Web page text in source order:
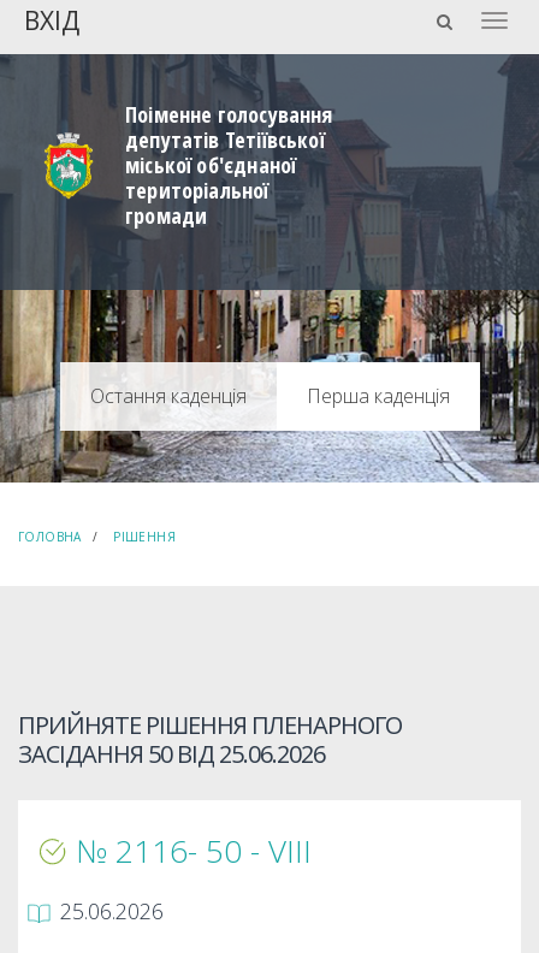
ВХІД
Поіменне голосування
депутатів Тетіївської
міської об'єднаної
територіальної
громади
Перша каденція
ГОЛОВНА РІШЕННЯ
ПРИЙНЯТЕ РІШЕННЯ ПЛЕНАРНОГО
ЗАСІДАННЯ 50 ВІД25.06.2026
№ 2116- 50 - VIIІ
25.06.2026